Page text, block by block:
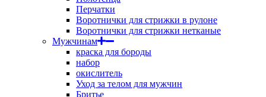
Перчатки
Воротнички для стрижки в рулоне
Воротнички для стрижки нетканые
Мужчинам
краска для бороды
набор
окислитель
Уход за телом для мужчин
Бритье